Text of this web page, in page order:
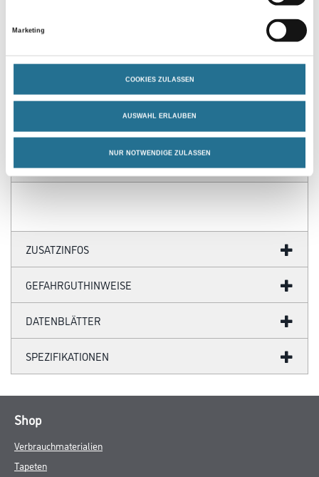
Marketing
COOKIES ZULASSEN
AUSWAHL ERLAUBEN
NUR NOTWENDIGE ZULASSEN
PRODUKTEIGENSCHAFTEN
ZUSATZINFOS
GEFAHRGUTHINWEISE
DATENBLÄTTER
SPEZIFIKATIONEN
Shop
Verbrauchmaterialien
Tapeten